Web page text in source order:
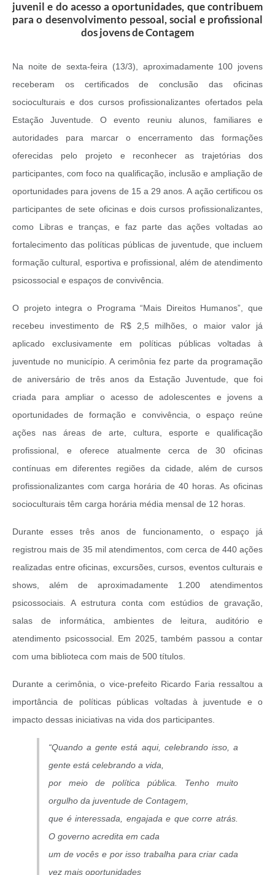
juvenil e do acesso a oportunidades, que contribuem
para o desenvolvimento pessoal, social e profissional
dos jovens de Contagem
Na noite de sexta-feira (13/3), aproximadamente 100 jovens
receberam os certificados de conclusão das oficinas
socioculturais e dos cursos profissionalizantes ofertados pela
Estação Juventude. O evento reuniu alunos, familiares e
autoridades para marcar o encerramento das formações
oferecidas pelo projeto e reconhecer as trajetórias dos
participantes, com foco na qualificação, inclusão e ampliação de
oportunidades para jovens de 15 a 29 anos. A ação certificou os
participantes de sete oficinas e dois cursos profissionalizantes,
como Libras e tranças, e faz parte das ações voltadas ao
fortalecimento das políticas públicas de juventude, que incluem
formação cultural, esportiva e profissional, além de atendimento
psicossocial e espaços de convivência.
O projeto integra o Programa “Mais Direitos Humanos”, que
recebeu investimento de R$ 2,5 milhões, o maior valor já
aplicado exclusivamente em políticas públicas voltadas à
juventude no município. A cerimônia fez parte da programação
de aniversário de três anos da Estação Juventude, que foi
criada para ampliar o acesso de adolescentes e jovens a
oportunidades de formação e convivência, o espaço reúne
ações nas áreas de arte, cultura, esporte e qualificação
profissional, e oferece atualmente cerca de 30 oficinas
contínuas em diferentes regiões da cidade, além de cursos
profissionalizantes com carga horária de 40 horas. As oficinas
socioculturais têm carga horária média mensal de 12 horas.
Durante esses três anos de funcionamento, o espaço já
registrou mais de 35 mil atendimentos, com cerca de 440 ações
realizadas entre oficinas, excursões, cursos, eventos culturais e
shows, além de aproximadamente 1.200 atendimentos
psicossociais. A estrutura conta com estúdios de gravação,
salas de informática, ambientes de leitura, auditório e
atendimento psicossocial. Em 2025, também passou a contar
com uma biblioteca com mais de 500 títulos.
Durante a cerimônia, o vice-prefeito Ricardo Faria ressaltou a
importância de políticas públicas voltadas à juventude e o
impacto dessas iniciativas na vida dos participantes.
“Quando a gente está aqui, celebrando isso, a
gente está celebrando a vida,
por meio de política pública. Tenho muito
orgulho da juventude de Contagem,
que é interessada, engajada e que corre atrás.
O governo acredita em cada
um de vocês e por isso trabalha para criar cada
vez mais oportunidades